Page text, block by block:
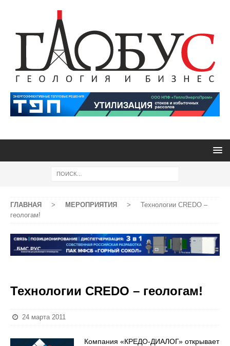
ГЛАВНАЯ > МЕРОПРИЯТИЯ >
Технологии CREDO –
геологам!
Технологии CREDO – геологам!
24 марта 2011
Компания «КРЕДО-ДИАЛОГ» открывает